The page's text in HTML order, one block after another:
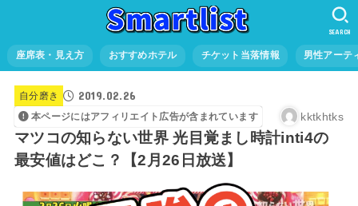
座席表・見え方 おすすめホテル チケット当落情報 男性アーテ
SEARCH
自分磨き 2019.02.26
本ページにはアフィリエイト広告が含まれています kktkhtks
マツコの知らない世界 光目覚まし時計inti4の
最安値はどこ？【2月26日放送】